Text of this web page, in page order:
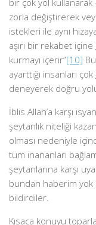
bir çok yol
zorla değiştirerek
istekleri ile aynı
aşırı bir rekabet
kurmayı içerir”[10]
ayarttığı insanları
deneyerek doğru
İblis Allah’a karşı
şeytanlık niteliği
olması nedeniyle
tüm inananları
şeytanlarına karşı
bundan haberim yok
bildirdiler.
Kısaca konuyu